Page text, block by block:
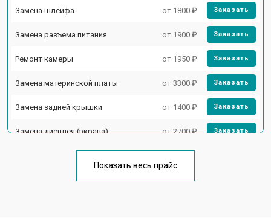
Замена шлейфа от 1800 ₽ Заказать
Замена разъема питания от 1900 ₽ Заказать
Ремонт камеры от 1950 ₽ Заказать
Замена материнской платы от 3300 ₽ Заказать
Замена задней крышки от 1400 ₽ Заказать
Замена дисплея (экрана) от 2700 ₽ Заказать
Замена кнопки включения от 1750 ₽
Показать весь прайс